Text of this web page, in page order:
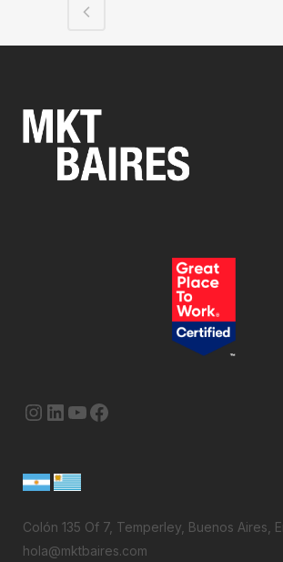
Instagram
LinkedIn
YouTube
Facebook
Colón 135 Of 7, Temperley, Buenos Aires,
hola@mktbaires.com